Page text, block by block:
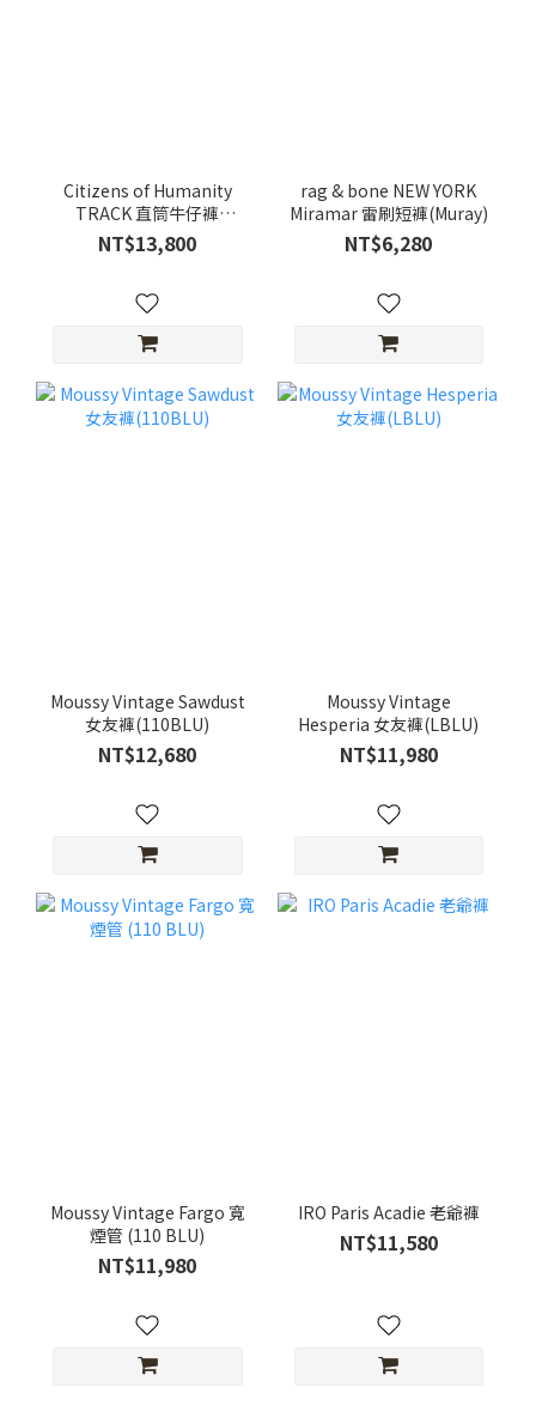
Citizens of Humanity
TRACK 直筒牛仔褲
(Solstice)
NT$13,800
rag & bone NEW YORK
Miramar 雷刷短褲(Muray)
NT$6,280
Moussy Vintage Sawdust
女友褲(110BLU)
NT$12,680
Moussy Vintage
Hesperia 女友褲(LBLU)
NT$11,980
Moussy Vintage Fargo 寬
煙管 (110 BLU)
NT$11,980
IRO Paris Acadie 老爺褲
NT$11,580